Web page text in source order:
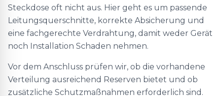
Steckdose oft nicht aus. Hier geht es um passende
Leitungsquerschnitte, korrekte Absicherung und
eine fachgerechte Verdrahtung, damit weder Gerät
noch Installation Schaden nehmen.
Vor dem Anschluss prüfen wir, ob die vorhandene
Verteilung ausreichend Reserven bietet und ob
zusätzliche Schutzmaßnahmen erforderlich sind.